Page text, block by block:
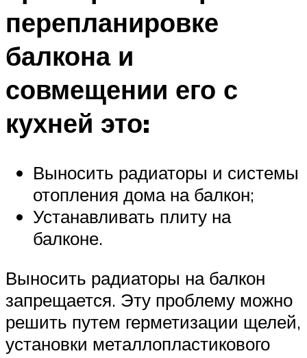
перепланировке
балкона и
совмещении его с
кухней это:
Выносить радиаторы и системы
отопления дома на балкон;
Устанавливать плиту на
балконе.
Выносить радиаторы на балкон
запрещается. Эту проблему можно
решить путем герметизации щелей,
установки металлопластикового